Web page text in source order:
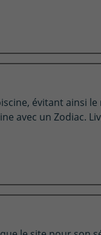
évitant ainsi
avec un Zodiac.